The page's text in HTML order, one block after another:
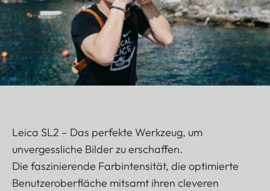
Leica SL2 – Das perfekte Werkzeug, um
unvergessliche Bilder zu erschaffen.
Die faszinierende Farbintensität, die optimierte
Benutzeroberfläche mitsamt ihren cleveren